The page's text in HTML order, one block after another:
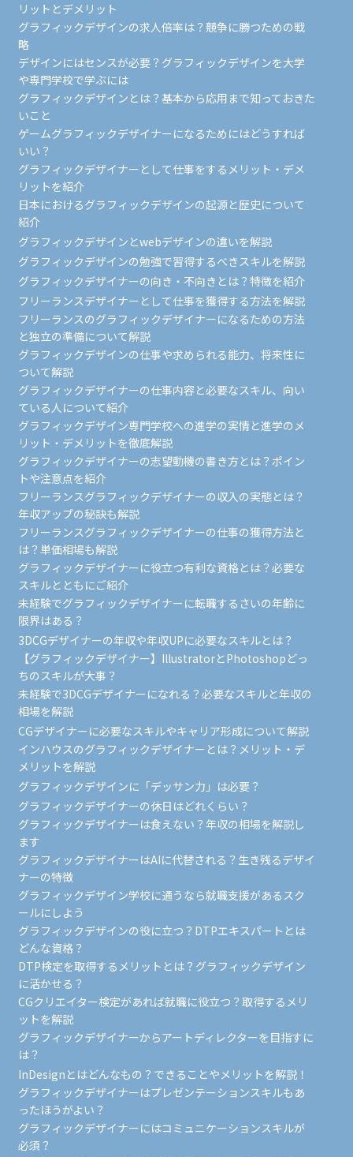
リットとデメリット
グラフィックデザインの求人倍率は？競争に勝つための戦
略
デザインにはセンスが必要？グラフィックデザインを大学
や専門学校で学ぶには
グラフィックデザインとは？基本から応用まで知っておきた
いこと
ゲームグラフィックデザイナーになるためにはどうすれば
いい？
グラフィックデザイナーとして仕事をするメリット・デメ
リットを紹介
日本におけるグラフィックデザインの起源と歴史について
紹介
グラフィックデザインとwebデザインの違いを解説
グラフィックデザインの勉強で習得するべきスキルを解説
グラフィックデザイナーの向き・不向きとは？特徴を紹介
フリーランスデザイナーとして仕事を獲得する方法を解説
フリーランスのグラフィックデザイナーになるための方法
と独立の準備について解説
グラフィックデザインの仕事や求められる能力、将来性に
ついて解説
グラフィックデザイナーの仕事内容と必要なスキル、向い
ている人について紹介
グラフィックデザイン専門学校への進学の実情と進学のメ
リット・デメリットを徹底解説
グラフィックデザイナーの志望動機の書き方とは？ポイン
トや注意点を紹介
フリーランスグラフィックデザイナーの収入の実態とは？
年収アップの秘訣も解説
フリーランスグラフィックデザイナーの仕事の獲得方法と
は？単価相場も解説
グラフィックデザイナーに役立つ有利な資格とは？必要な
スキルとともにご紹介
未経験でグラフィックデザイナーに転職するさいの年齢に
限界はある？
3DCGデザイナーの年収や年収UPに必要なスキルとは？
【グラフィックデザイナー】IllustratorとPhotoshopどっ
ちのスキルが大事？
未経験で3DCGデザイナーになれる？必要なスキルと年収の
相場を解説
CGデザイナーに必要なスキルやキャリア形成について解説
インハウスのグラフィックデザイナーとは？メリット・デ
メリットを解説
グラフィックデザインに「デッサン力」は必要？
グラフィックデザイナーの休日はどれくらい？
グラフィックデザイナーは食えない？年収の相場を解説し
ます
グラフィックデザイナーはAIに代替される？生き残るデザイ
ナーの特徴
グラフィックデザイン学校に通うなら就職支援があるスク
ールにしよう
グラフィックデザインの役に立つ？DTPエキスパートとは
どんな資格？
DTP検定を取得するメリットとは？グラフィックデザイン
に活かせる？
CGクリエイター検定があれば就職に役立つ？取得するメリ
ットを解説
グラフィックデザイナーからアートディレクターを目指すに
は？
InDesignとはどんなもの？できることやメリットを解説！
グラフィックデザイナーはプレゼンテーションスキルもあ
ったほうがよい？
グラフィックデザイナーにはコミュニケーションスキルが
必須？